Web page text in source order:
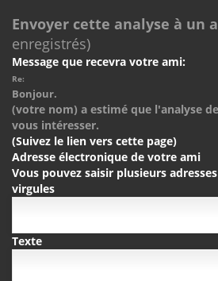
Envoyer cette analyse à un
enregistrés)
Message que recevra votre ami:
Re:
Bonjour.
(votre nom) a estimé que l'analyse
vous intéresser.
(Suivez le lien vers cette page)
Adresse électronique de votre ami
Vous pouvez saisir plusieurs
virgules
Texte